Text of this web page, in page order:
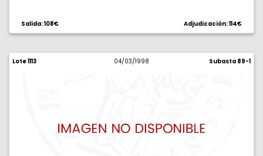
Salida: 108€ Adjudicación: 114€
Lote 1113 04/03/1998 Subasta 89-1